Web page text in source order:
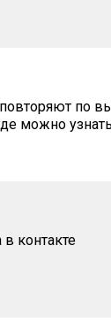
по
можно
контакте